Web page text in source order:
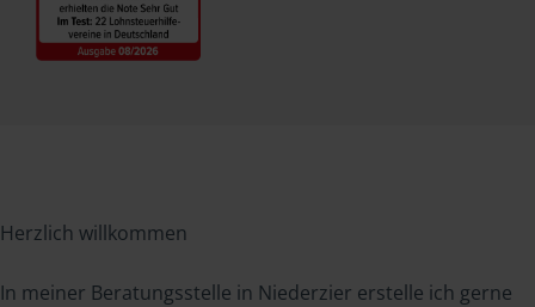
Herzlich willkommen
In meiner Beratungsstelle in Niederzier erstelle ich gerne